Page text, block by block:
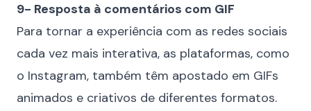
9- Resposta à comentários com GIF
Para tornar a experiência com as redes sociais
cada vez mais interativa, as plataformas, como
o Instagram, também têm apostado em GIFs
animados e criativos de diferentes formatos.